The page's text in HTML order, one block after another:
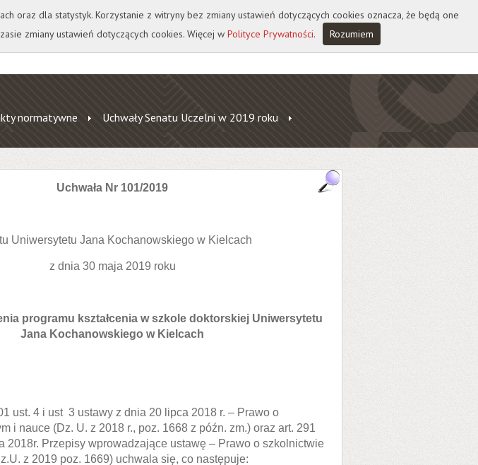
A A A A
normatywne
Uchwały Senatu Uczelni w 2019 roku
Uchwała Nr 101/2019
Uniwersytetu Jana Kochanowskiego w Kielcach
z dnia 30 maja 2019 roku
programu kształcenia w szkole doktorskiej Uniwersytetu
Jana Kochanowskiego w Kielcach
ust. 4 i ust 3 ustawy z dnia 20 lipca 2018 r. – Prawo o
i nauce (Dz. U. z 2018 r., poz. 1668 z późn. zm.) oraz art. 291
2018r. Przepisy wprowadzające ustawę – Prawo o szkolnictwie
z 2019 poz. 1669) uchwala się, co następuje:
oraz dla statystyk. Korzystanie z witryny bez zmiany ustawień dotyczących cookies oznacza, że będą one
zmiany ustawień dotyczących cookies. Więcej w Polityce Prywatności. Rozumiem